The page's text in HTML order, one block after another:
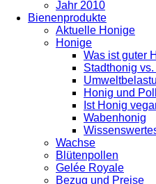
Jahr 2010
Bienenprodukte
Aktuelle Honige
Honige
Was ist guter
Stadthonig
Honig und
Ist Honig
Wabenhonig
Wachse
Blütenpollen
Gelée Royale
Bezug und Preise